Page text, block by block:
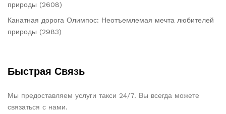
природы (2608)
Канатная дорога Олимпос: Неотъемлемая мечта любителей
природы (2983)
Быстрая Связь
Мы предоставляем услуги такси 24/7. Вы всегда можете
связаться с нами.